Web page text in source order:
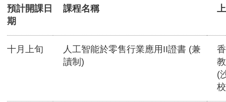
預計開課日
期
課程名稱
十月上旬
人工智能於零售行業應用II證書 (兼
讀制)
(